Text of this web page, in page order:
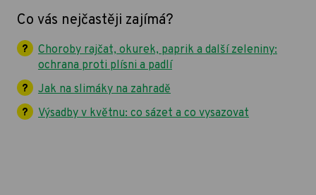
Co vás nejčastěji zajímá?
Choroby rajčat, okurek, paprik a další zeleniny:
ochrana proti plísni a padlí
Jak na slimáky na zahradě
Výsadby v květnu: co sázet a co vysazovat